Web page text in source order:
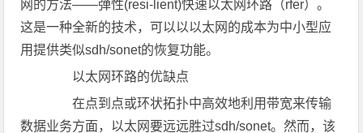
网的方法——弹性(resi-lient)快速以太网环路（rfer）。
这是一种全新的技术，可以以以太网的成本为中小型应
用提供类似sdh/sonet的恢复功能。
以太网环路的优缺点
在点到点或环状拓扑中高效地利用带宽来传输
数据业务方面，以太网要远远胜过sdh/sonet。然而，该